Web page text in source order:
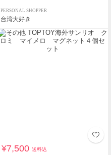
PERSONAL SHOPPER
台湾大好き
¥7,500送料込